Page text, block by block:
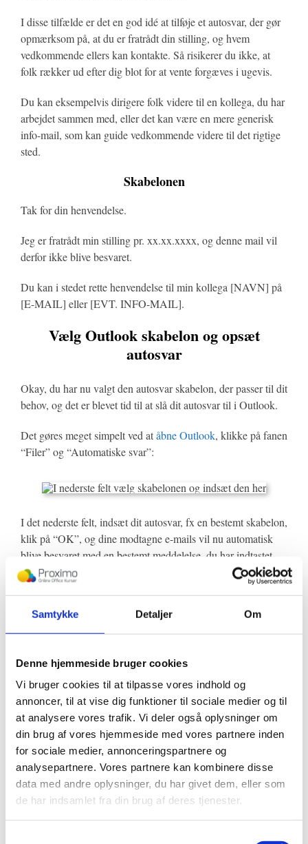
Samtykke Detaljer Om
Denne hjemmeside bruger cookies
Vi bruger cookies til at tilpasse vores indhold og
annoncer, til at vise dig funktioner til sociale medier og til
at analysere vores trafik. Vi deler også oplysninger om
din brug af vores hjemmeside med vores partnere inden
for sociale medier, annonceringspartnere og
analysepartnere. Vores partnere kan kombinere disse
data med andre oplysninger, du har givet dem, eller som
de har indsamlet fra din brug af deres tjenester.
I disse tilfælde er det en god idé at tilføje et autosvar, der gør
opmærksom på, at du er fratrådt din stilling, og hvem
vedkommende ellers kan kontakte. Så risikerer du ikke, at
folk rækker ud efter dig blot for at vente forgæves i ugevis.
Du kan eksempelvis dirigere folk videre til en kollega, du har
arbejdet sammen med, eller det kan være en mere generisk
info-mail, som kan guide vedkommende videre til det rigtige
sted.
Skabelonen
Tak for din henvendelse.
Jeg er fratrådt min stilling pr. xx.xx.xxxx, og denne mail vil
derfor ikke blive besvaret.
Du kan i stedet rette henvendelse til min kollega [NAVN] på
[E-MAIL] eller [EVT. INFO-MAIL].
Vælg Outlook skabelon og opsæt
autosvar
Okay, du har nu valgt den autosvar skabelon, der passer til dit
behov, og det er blevet tid til at slå dit autosvar til i Outlook.
Det gøres meget simpelt ved atåbne Outlook, klikke på fanen
“Filer” og “Automatiske svar”:
I det nederste felt, indsæt dit autosvar, fx en bestemt skabelon,
klik på “OK”, og dine modtagne e-mails vil nu automatisk
blive besvaret med en bestemt meddelelse, du har indtastet.
Her kan du også indstille et tidsinterval, som dit automatiske
kan oprette en ny regel eller en tom regel ved at klikke på
“Regler” nederst til venstre:
Klik “OK”, når du er færdig med at oprette betingelse, og
Outlook sender autosvaret, når du er ude af kontoret, eller i
det tidsinterval, du har valgt.
Hvis du stadig er i tvivl eller har brug for uddybning af
ovenstående, kan du læse min guide til,
hvordan du opsætter